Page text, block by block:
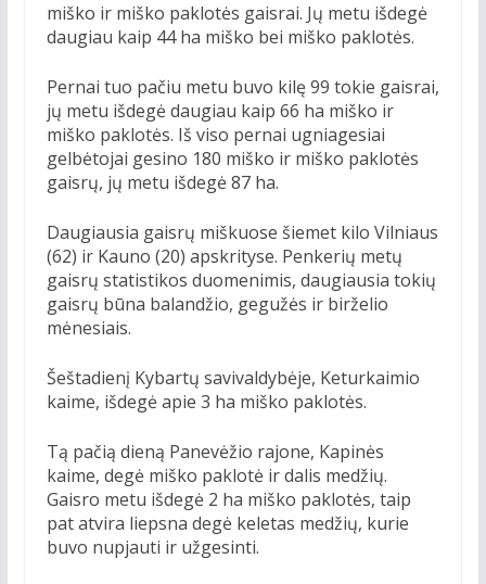
miško ir miško paklotės gaisrai. Jų metu išdegė
daugiau kaip 44 ha miško bei miško paklotės.
Pernai tuo pačiu metu buvo kilę 99 tokie gaisrai,
jų metu išdegė daugiau kaip 66 ha miško ir
miško paklotės. Iš viso pernai ugniagesiai
gelbėtojai gesino 180 miško ir miško paklotės
gaisrų, jų metu išdegė 87 ha.
Daugiausia gaisrų miškuose šiemet kilo Vilniaus
(62) ir Kauno (20) apskrityse. Penkerių metų
gaisrų statistikos duomenimis, daugiausia tokių
gaisrų būna balandžio, gegužės ir birželio
mėnesiais.
Šeštadienį Kybartų savivaldybėje, Keturkaimio
kaime, išdegė apie 3 ha miško paklotės.
Tą pačią dieną Panevėžio rajone, Kapinės
kaime, degė miško paklotė ir dalis medžių.
Gaisro metu išdegė 2 ha miško paklotės, taip
pat atvira liepsna degė keletas medžių, kurie
buvo nupjauti ir užgesinti.